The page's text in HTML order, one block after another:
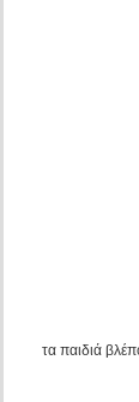
τα παιδιά